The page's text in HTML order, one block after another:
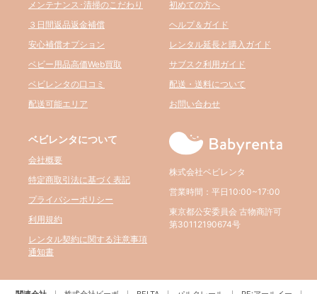
メンテナンス･清掃のこだわり
３日間返品返金補償
安心補償オプション
ベビー用品高価Web買取
ベビレンタの口コミ
配送可能エリア
初めての方へ
ヘルプ＆ガイド
レンタル延長と購入ガイド
サブスク利用ガイド
配送・送料について
お問い合わせ
ベビレンタについて
会社概要
特定商取引法に基づく表記
プライバシーポリシー
利用規約
レンタル契約に関する注意事項
通知書
株式会社ベビレンタ
営業時間：平日10:00~17:00
東京都公安委員会 古物商許可
第30112190674号